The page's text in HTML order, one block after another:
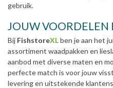
gebruik.
JOUW VOORDELEN
Bij FishstoreXLben je aan het
assortiment waadpakken en
aanbod met diverse maten en
perfecte match is voor jouw
levering en uitstekende